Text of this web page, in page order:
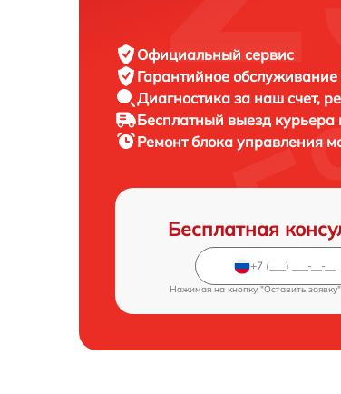
Официальный сервис
Гарантийное обслуживание
Диагностика за наш счет,
Бесплатный выезд курьера
Ремонт блока управления
Бесплатная
Нажимая на кнопку "Оставить